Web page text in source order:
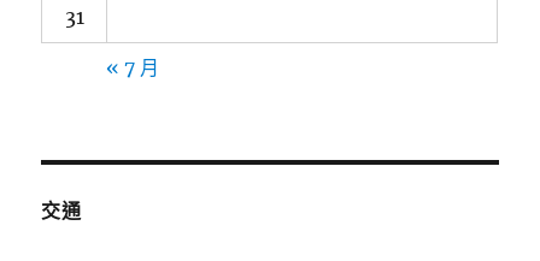
31
« 7 月
交通